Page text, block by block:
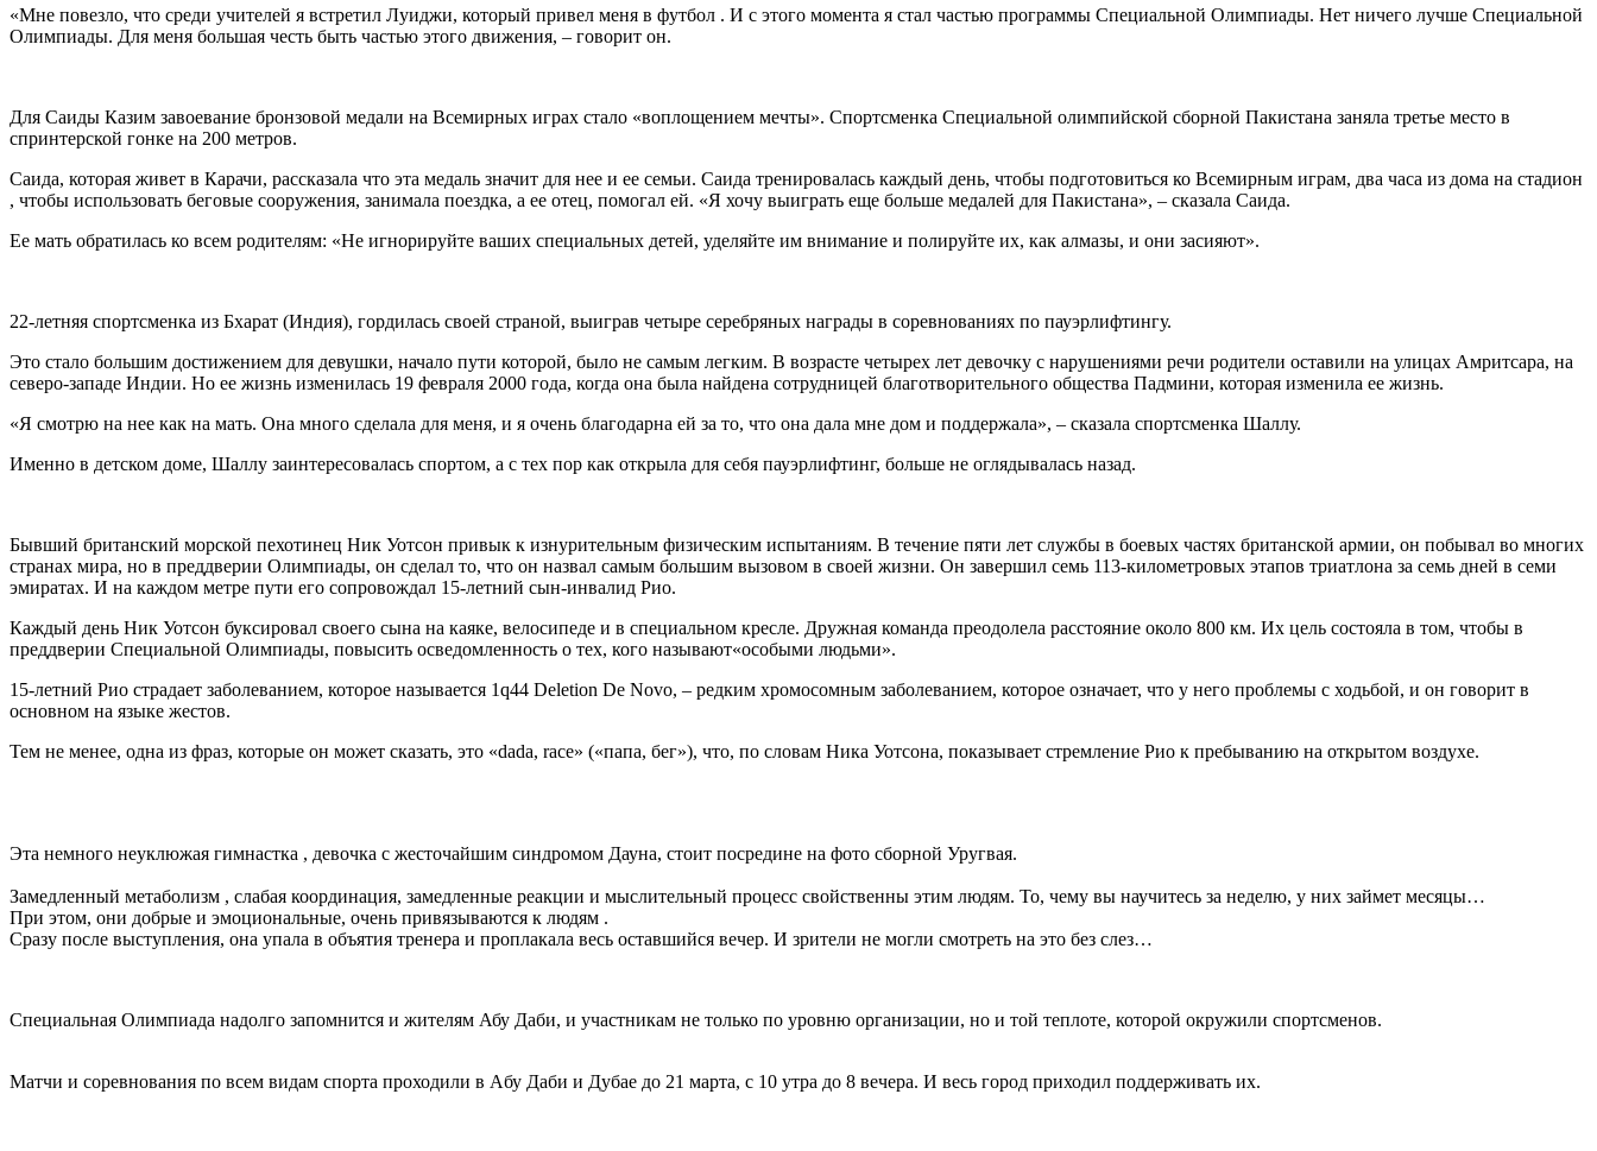
«Мне повезло, что среди учителей я встретил Луиджи, который привел меня в футбол . И с этого момента я стал частью программы Специальной Олимпиады. Нет ничего лучше Специальной
Олимпиады. Для меня большая честь быть частью этого движения, – говорит он.
Для Саиды Казим завоевание бронзовой медали на Всемирных играх стало «воплощением мечты». Спортсменка Специальной олимпийской сборной Пакистана заняла третье место в
спринтерской гонке на 200 метров.
Саида, которая живет в Карачи, рассказала что эта медаль значит для нее и ее семьи. Саида тренировалась каждый день, чтобы подготовиться ко Всемирным играм, два часа из дома на стадион
, чтобы использовать беговые сооружения, занимала поездка, а ее отец, помогал ей. «Я хочу выиграть еще больше медалей для Пакистана», – сказала Саида.
Ее мать обратилась ко всем родителям: «Не игнорируйте ваших специальных детей, уделяйте им внимание и полируйте их, как алмазы, и они засияют».
22-летняя спортсменка из Бхарат (Индия), гордилась своей страной, выиграв четыре серебряных награды в соревнованиях по пауэрлифтингу.
Это стало большим достижением для девушки, начало пути которой, было не самым легким. В возрасте четырех лет девочку с нарушениями речи родители оставили на улицах Амритсара, на
северо-западе Индии. Но ее жизнь изменилась 19 февраля 2000 года, когда она была найдена сотрудницей благотворительного общества Падмини, которая изменила ее жизнь.
«Я смотрю на нее как на мать. Она много сделала для меня, и я очень благодарна ей за то, что она дала мне дом и поддержала», – сказала спортсменка Шаллу.
Именно в детском доме, Шаллу заинтересовалась спортом, а с тех пор как открыла для себя пауэрлифтинг, больше не оглядывалась назад.
Бывший британский морской пехотинец Ник Уотсон привык к изнурительным физическим испытаниям. В течение пяти лет службы в боевых частях британской армии, он побывал во многих
странах мира, но в преддверии Олимпиады, он сделал то, что он назвал самым большим вызовом в своей жизни. Он завершил семь 113-километровых этапов триатлона за семь дней в семи
эмиратах. И на каждом метре пути его сопровождал 15-летний сын-инвалид Рио.
Каждый день Ник Уотсон буксировал своего сына на каяке, велосипеде и в специальном кресле. Дружная команда преодолела расстояние около 800 км. Их цель состояла в том, чтобы в
преддверии Специальной Олимпиады, повысить осведомленность о тех, кого называют«особыми людьми».
15-летний Рио страдает заболеванием, которое называется 1q44 Deletion De Novo, – редким хромосомным заболеванием, которое означает, что у него проблемы с ходьбой, и он говорит в
основном на языке жестов.
Тем не менее, одна из фраз, которые он может сказать, это «dada, race» («папа, бег»), что, по словам Ника Уотсона, показывает стремление Рио к пребыванию на открытом воздухе.
Эта немного неуклюжая гимнастка , девочка с жесточайшим синдромом Дауна, стоит посредине на фото сборной Уругвая.
Замедленный метаболизм , слабая координация, замедленные реакции и мыслительный процесс свойственны этим людям. То, чему вы научитесь за неделю, у них займет месяцы…
При этом, они добрые и эмоциональные, очень привязываются к людям .
Сразу после выступления, она упала в объятия тренера и проплакала весь оставшийся вечер. И зрители не могли смотреть на это без слез…
Специальная Олимпиада надолго запомнится и жителям Абу Даби, и участникам не только по уровню организации, но и той теплоте, которой окружили спортсменов.
Матчи и соревнования по всем видам спорта проходили в Aбу Даби и Дубае до 21 марта, с 10 утра до 8 вечера. И весь город приходил поддерживать их.